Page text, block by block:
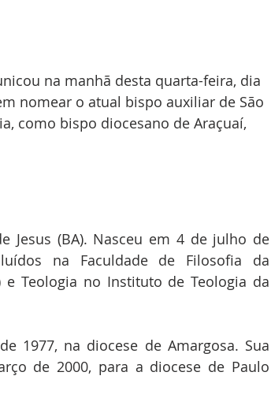
na manhã desta quarta-feira, dia
nomear o atual bispo auxiliar de São
como bispo diocesano de Araçuaí,
Jesus (BA). Nasceu em 4 de julho de
na Faculdade de Filosofia da
e Teologia no Instituto de Teologia da
1977, na diocese de Amargosa. Sua
de 2000, para a diocese de Paulo